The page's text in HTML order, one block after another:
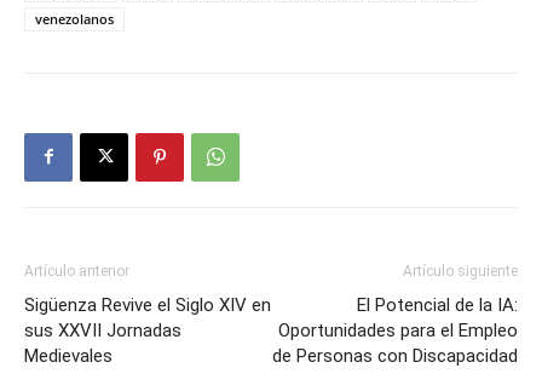
venezolanos
Artículo anterior
Sigüenza Revive el Siglo XIV en
sus XXVII Jornadas
Medievales
Artículo siguiente
El Potencial de la IA:
Oportunidades para el Empleo
de Personas con Discapacidad